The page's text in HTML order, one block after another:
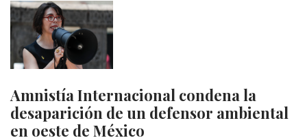
Amnistía Internacional condena la
desaparición de un defensor ambiental
en oeste de México